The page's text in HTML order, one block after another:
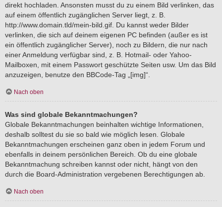
direkt hochladen. Ansonsten musst du zu einem Bild verlinken, das
auf einem öffentlich zugänglichen Server liegt, z. B.
http://www.domain.tld/mein-bild.gif. Du kannst weder Bilder
verlinken, die sich auf deinem eigenen PC befinden (außer es ist
ein öffentlich zugänglicher Server), noch zu Bildern, die nur nach
einer Anmeldung verfügbar sind, z. B. Hotmail- oder Yahoo-
Mailboxen, mit einem Passwort geschützte Seiten usw. Um das Bild
anzuzeigen, benutze den BBCode-Tag „[img]“.
Nach oben
Was sind globale Bekanntmachungen?
Globale Bekanntmachungen beinhalten wichtige Informationen,
deshalb solltest du sie so bald wie möglich lesen. Globale
Bekanntmachungen erscheinen ganz oben in jedem Forum und
ebenfalls in deinem persönlichen Bereich. Ob du eine globale
Bekanntmachung schreiben kannst oder nicht, hängt von den
durch die Board-Administration vergebenen Berechtigungen ab.
Nach oben